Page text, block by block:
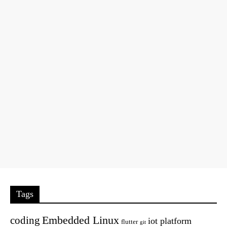
Tags
coding Embedded Linux flutter git iot platform